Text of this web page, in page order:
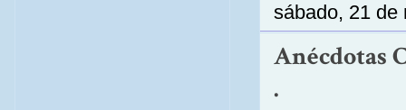
sábado, 21 de
Anécdotas
.